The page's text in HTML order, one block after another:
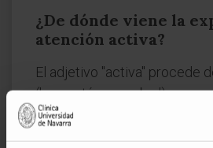
¿De dónde viene la
atención activa?
El adjetivo "activa" procede
('que actúa, que obra'), y se
subrayar que esta